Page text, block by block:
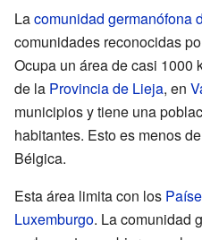
Lacomunidad germanófona
comunidades reconocidas
Ocupa un área de casi 1000
de la Provincia de Lieja, en
municipios y tiene una
habitantes. Esto es menos
Bélgica.
Esta área limita con los
Luxemburgo. La comunidad